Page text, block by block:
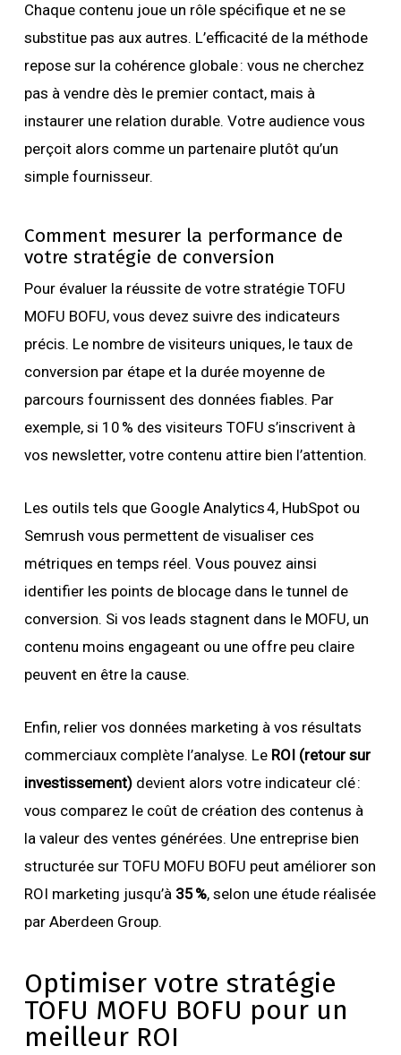
Chaque contenu joue un rôle spécifique et ne se
substitue pas aux autres. L’efficacité de la méthode
repose sur la cohérence globale : vous ne cherchez
pas à vendre dès le premier contact, mais à
instaurer une relation durable. Votre audience vous
perçoit alors comme un partenaire plutôt qu’un
simple fournisseur.
Comment mesurer la performance de
votre stratégie de conversion
Pour évaluer la réussite de votre stratégie TOFU
MOFU BOFU, vous devez suivre des indicateurs
précis. Le nombre de visiteurs uniques, le taux de
conversion par étape et la durée moyenne de
parcours fournissent des données fiables. Par
exemple, si 10 % des visiteurs TOFU s’inscrivent à
vos newsletter, votre contenu attire bien l’attention.
Les outils tels que Google Analytics 4, HubSpot ou
Semrush vous permettent de visualiser ces
métriques en temps réel. Vous pouvez ainsi
identifier les points de blocage dans le tunnel de
conversion. Si vos leads stagnent dans le MOFU, un
contenu moins engageant ou une offre peu claire
peuvent en être la cause.
Enfin, relier vos données marketing à vos résultats
commerciaux complète l’analyse. Le ROI (retour sur
investissement)devient alors votre indicateur clé :
vous comparez le coût de création des contenus à
la valeur des ventes générées. Une entreprise bien
structurée sur TOFU MOFU BOFU peut améliorer son
ROI marketing jusqu’à 35 %, selon une étude réalisée
par Aberdeen Group.
Optimiser votre stratégie
TOFU MOFU BOFU pour un
meilleur ROI